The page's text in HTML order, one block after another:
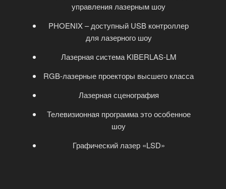
управления лазерным шоу
PHOENIX – доступный USB контроллер
для лазерного шоу
Лазерная система KIBERLAS-LM
RGB-лазерные проекторы высшего класса
Лазерная сценография
Телевизионная программа это особенное
шоу
Графический лазер «LSD»